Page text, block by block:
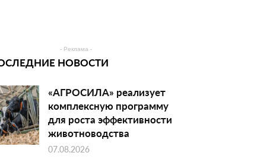
- Реклама -
НОВОСТИ
«АГРОСИЛА» реализует
комплексную программу
для роста эффективности
животноводства
07.08.2026